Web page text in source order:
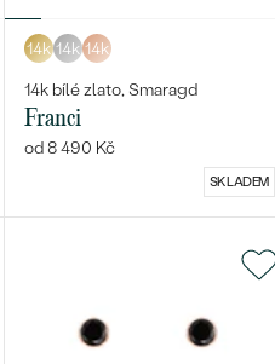
14k 14k 14k
14k bílé zlato, Smaragd
Franci
od 8 490 Kč
SKLADEM